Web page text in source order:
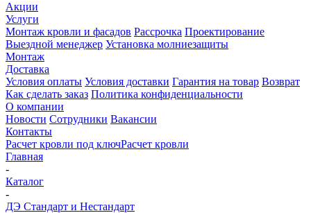
Акции
Услуги
Монтаж кровли и фасадов Рассрочка Проектирование
Выездной менеджер Установка молниезащиты
Монтаж
Доставка
Условия оплаты Условия доставки Гарантия на товар Возврат
Как сделать заказ Политика конфиденциальности
О компании
Новости Сотрудники Вакансии
Контакты
Расчет кровли под ключРасчет кровли
Главная
-
Каталог
-
ДЭ Стандарт и Нестандарт